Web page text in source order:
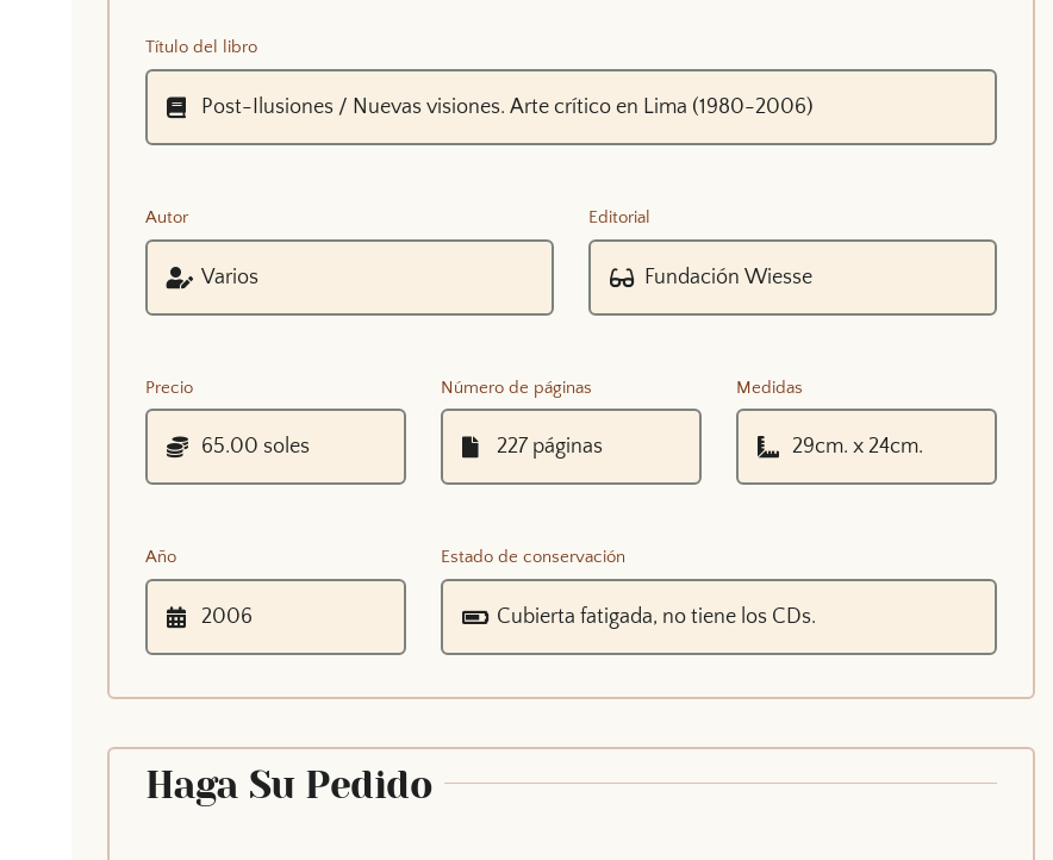
Título del libro
Autor Editorial
Precio Número de páginas Medidas
Año Estado de conservación
Haga Su Pedido